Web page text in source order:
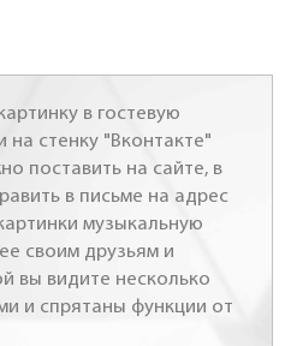
в гостевую
стенку "Вконтакте"
поставить на сайте, в
в письме на адрес
музыкальную
своим друзьям и
вы видите несколько
и спрятаны функции от